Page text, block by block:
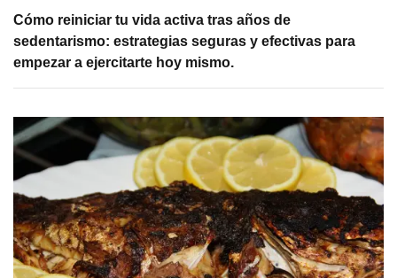
Cómo reiniciar tu vida activa tras años de
sedentarismo: estrategias seguras y efectivas para
empezar a ejercitarte hoy mismo.